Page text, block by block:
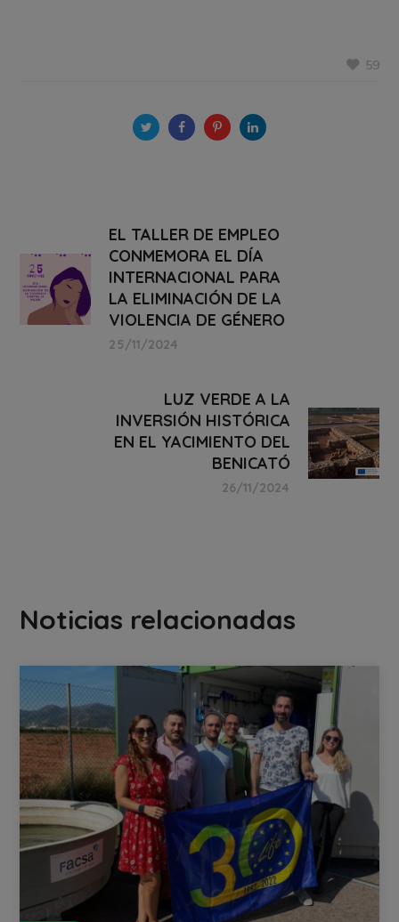
59
EL TALLER DE EMPLEO
CONMEMORA EL DÍA
INTERNACIONAL PARA
LA ELIMINACIÓN DE LA
VIOLENCIA DE GÉNERO
25/11/2024
LUZ VERDE A LA
INVERSIÓN HISTÓRICA
EN EL YACIMIENTO DEL
BENICATÓ
26/11/2024
Noticias relacionadas